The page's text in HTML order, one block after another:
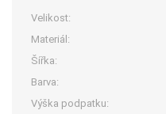
Velikost:
Materiál:
Šířka:
Barva:
Výška podpatku: